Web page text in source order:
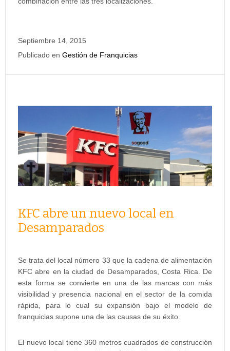
Septiembre 14, 2015
Publicado en Gestión de Franquicias
KFC abre un nuevo local en
Desamparados
Se trata del local número 33 que la cadena de alimentación
KFC abre en la ciudad de Desamparados, Costa Rica. De
esta forma se convierte en una de las marcas con más
visibilidad y presencia nacional en el sector de la comida
rápida, para lo cual su expansión bajo el modelo de
franquicias supone una de las causas de su éxito.
El nuevo local tiene 360 metros cuadrados de construcción